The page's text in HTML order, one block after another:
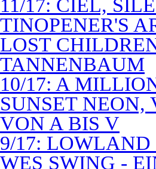
11/17: CIEL,
TINOPENER'S
LOST
TANNENBAUM
10/17: A
SUNSET
VON A BIS V
9/17:
WES SWING -